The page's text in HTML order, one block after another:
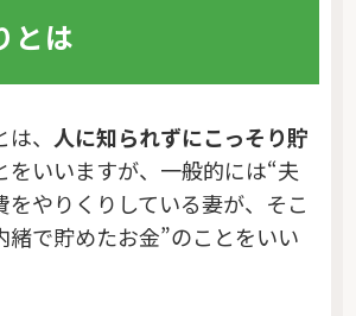
とは
は、 人に知られずにこっそり貯
をいいますが、一般的には“夫
をやりくりしている妻が、そこ
緒で貯めたお金”のことをいい